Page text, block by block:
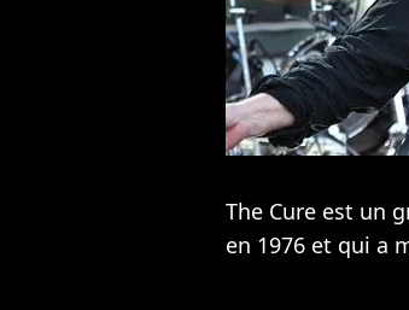
The Cure est un
en 1976 et qui a